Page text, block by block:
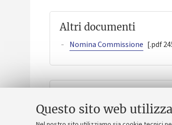
Questo sito web
Altri documenti
Nomina Commissione [.pdf
-Criteri di valutazione della